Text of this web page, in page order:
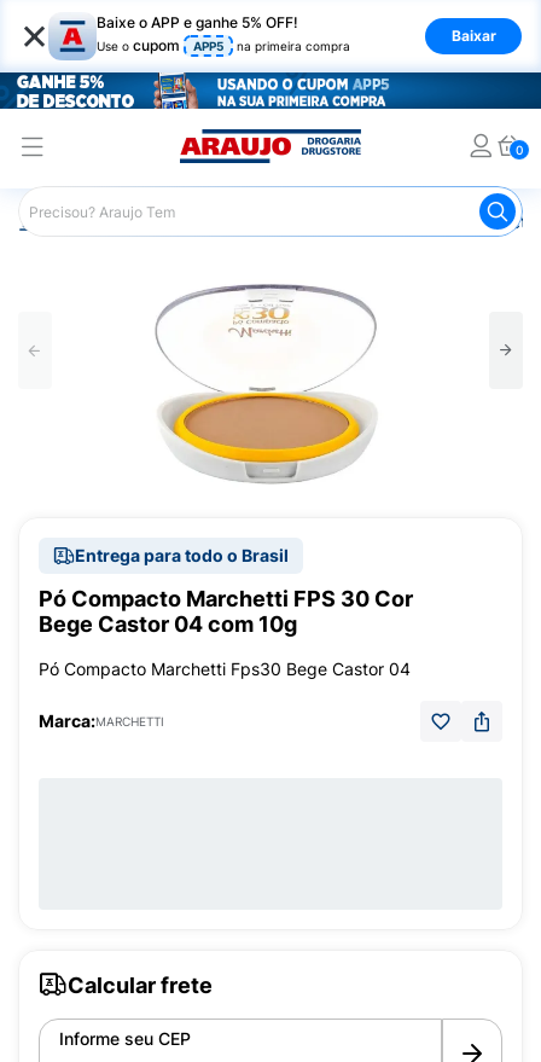
× Baixe o APP e ganhe 5% OFF!
Use o cupom APP5 na primeira compra
Baixar
0
Araujo Maquiagem Pó
Entrega para todo o Brasil
Pó Compacto Marchetti FPS 30 Cor
Bege Castor 04 com 10g
Pó Compacto Marchetti Fps30 Bege Castor 04
Marca:MARCHETTI
Calcular frete
Informe seu CEP